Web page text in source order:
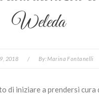
Weleda
2018 / By:Marina Fontanelli
di iniziare a prendersi